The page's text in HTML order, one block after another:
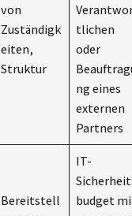
von
Zuständigk
eiten,
Struktur
tlichen
oder
ng eines
externen
Partners
Bereitstell
IT-
budget